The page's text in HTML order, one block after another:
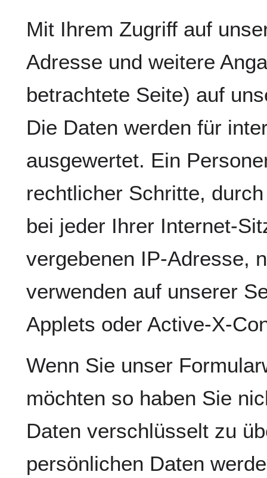
Mit Ihrem Zugriff auf
Adresse und weitere
betrachtete Seite) auf
Die Daten werden für
ausgewertet. Ein
rechtlicher Schritte,
bei jeder Ihrer Internet-
vergebenen IP-Adresse,
verwenden auf unserer
Applets oder Active-X-
Wenn Sie unser
möchten so haben Sie
Daten verschlüsselt zu
persönlichen Daten